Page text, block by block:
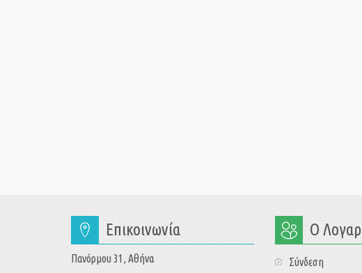
Επικοινωνία
Πανόρμου 31, Αθήνα
Ο
Σύνδεση